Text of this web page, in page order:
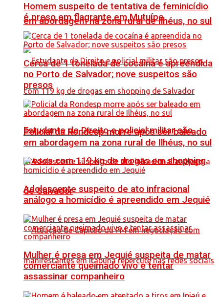
em abordagem na zona rural de Ilhéus, no sul
Estudante de Direito e policial militar são
presos com 119 kg de drogas em shopping
de Salvador
Homem suspeito de tentativa de feminicídio
é preso em flagrante em Mutuípe
Cerca de 1 tonelada de cocaína é apreendida
no Porto de Salvador; nove suspeitos são
presos
Policial da Rondesp morre após ser baleado
em abordagem na zona rural de Ilhéus, no sul
Adolescente suspeito de ato infracional
análogo a homicídio é apreendido em Jequié
Mulher é presa em Jequié suspeita de matar
comerciante queimado vivo e tentar
assassinar companheiro